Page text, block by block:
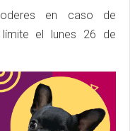
en caso de
límite el lunes 26 de